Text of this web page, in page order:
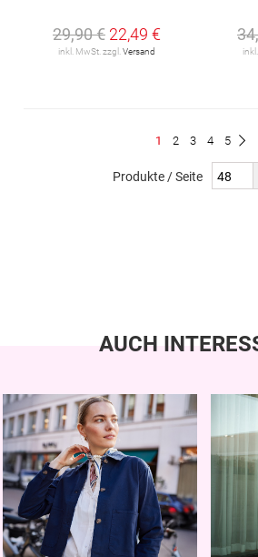
29,90 € 22,49 €
inkl. MwSt. zzgl. Versand
Du
1 Seite
2 Seite
3 Seite
4 Seite
5
Produkte / Seite
AUCH